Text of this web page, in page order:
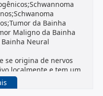
da Bainha
Maligno da Bainha
Neural
se origina de nervos
localmente e tem um
as características
fusiformes atípicas em